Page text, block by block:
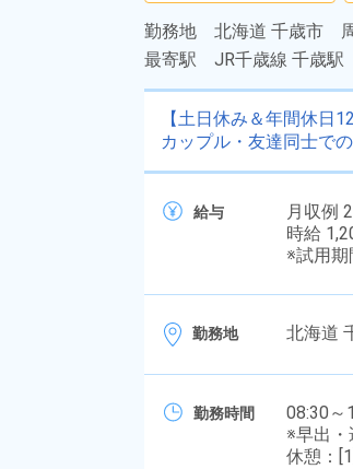
勤務地 北海道 千歳市
最寄駅 JR千歳線 千歳駅
【土日休み＆年間休
カップル・友達同士で
給与
月収例
時給
※試用期
勤務地 北海道
勤務時間
08:30～
※早出・
休憩：